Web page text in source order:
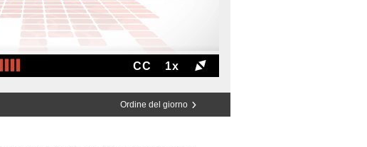
CC 1x
Ordine del giorno